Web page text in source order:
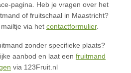
pagina. Heb je vragen over het
of fruitschaal in Maastricht?
via het contactformulier.
zonder specifieke plaats?
aanbod en laat een fruitmand
via 123Fruit.nl